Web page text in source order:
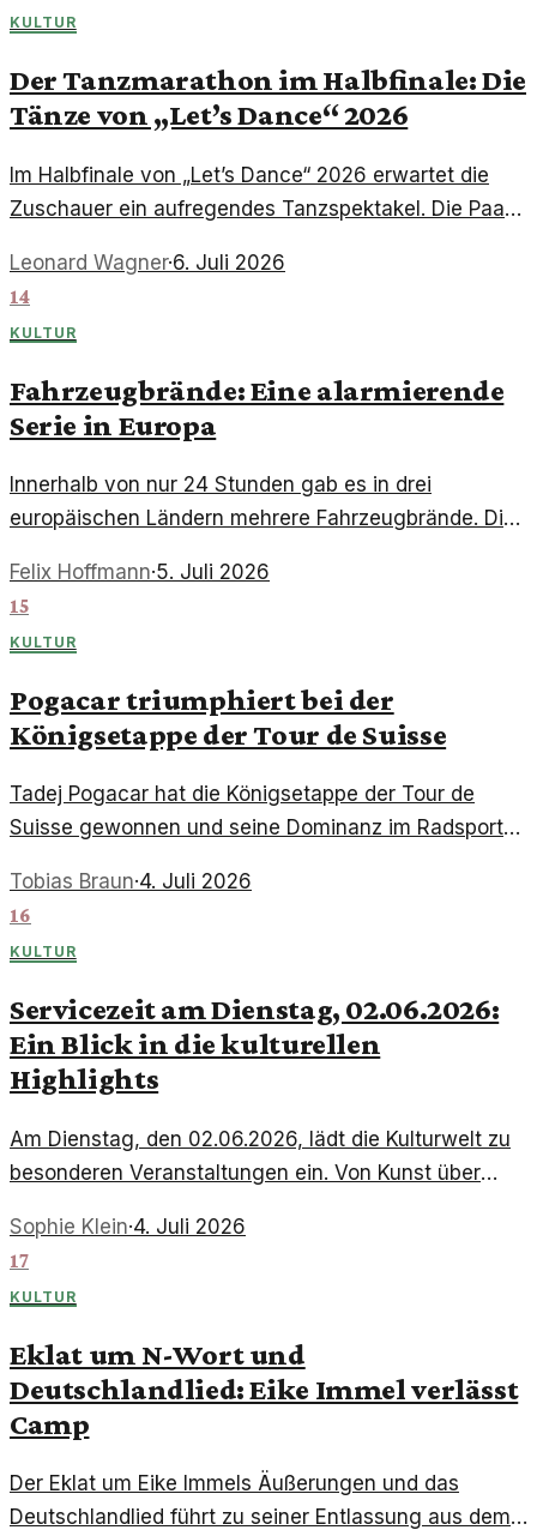
KULTUR
Der Tanzmarathon im Halbfinale: Die
Tänze von „Let’s Dance“ 2026
Im Halbfinale von „Let’s Dance“ 2026 erwartet die
Zuschauer ein aufregendes Tanzspektakel. Die Paare
Tänzen, die die Vielfalt der Choreografie unter
Beweis stellen.
Leonard Wagner·6. Juli 2026
14
KULTUR
Fahrzeugbrände: Eine alarmierende
Serie in Europa
Innerhalb von nur 24 Stunden gab es in drei
europäischen Ländern mehrere Fahrzeugbrände. Die
Felix Hoffmann·5. Juli 2026
15
KULTUR
Pogacar triumphiert bei der
Königsetappe der Tour de Suisse
Tadej Pogacar hat die Königsetappe der Tour de
Suisse gewonnen und seine Dominanz im Radsport
beeindruckendes Rennen.
Tobias Braun·4. Juli 2026
16
KULTUR
Servicezeit am Dienstag, 02.06.2026:
Ein Blick in die kulturellen
Highlights
Am Dienstag, den 02.06.2026, lädt die Kulturwelt zu
besonderen Veranstaltungen ein. Von Kunst über
Sophie Klein·4. Juli 2026
17
KULTUR
Eklat um N-Wort und
Deutschlandlied: Eike Immel verlässt
Camp
Der Eklat um Eike Immels Äußerungen und das
Deutschlandlied führt zu seiner Entlassung aus dem